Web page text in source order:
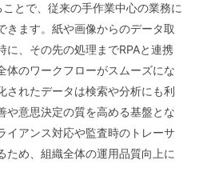
とで、従来の手作業中心の業務に
きます。紙や画像からのデータ取
に、その先の処理までRPAと連携
体のワークフローがスムーズにな
されたデータは検索や分析にも利
や意思決定の質を高める基盤とな
イアンス対応や監査時のトレーサ
ため、組織全体の運用品質向上に